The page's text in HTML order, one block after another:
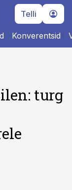
Telli
Konverentsid
turg